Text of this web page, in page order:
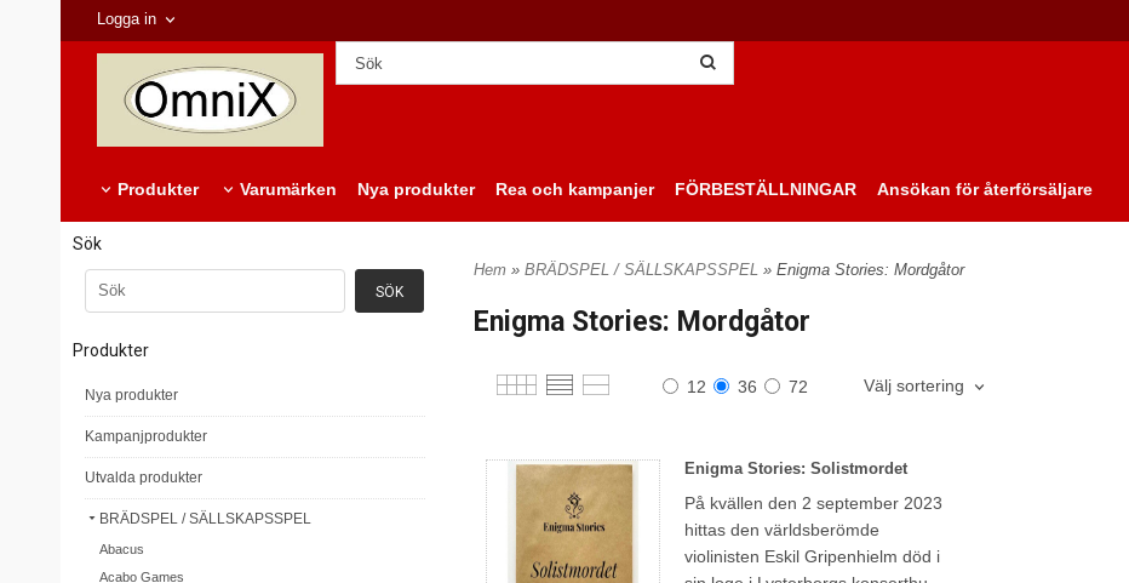
Logga in
Produkter Varumärken Nya produkter Rea och kampanjer FÖRBESTÄLLNINGAR Ansökan för återförsäljare
Sök
Produkter
Nya produkter
Kampanjprodukter
Utvalda produkter
BRÄDSPEL / SÄLLSKAPSSPEL
Abacus
Acabo Games
Hem » BRÄDSPEL / SÄLLSKAPSSPEL » Enigma Stories: Mordgåtor
Enigma Stories: Mordgåtor
12 36 72 Välj sortering
Enigma Stories: Solistmordet
På kvällen den 2 september 2023
hittas den världsberömde
violinisten Eskil Gripenhielm död i